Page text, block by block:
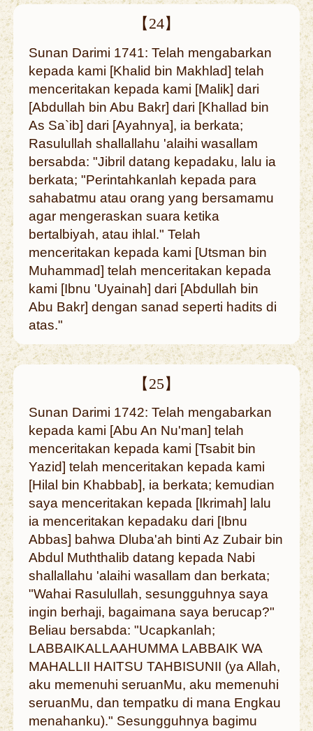
【24】
Sunan Darimi 1741: Telah mengabarkan
kepada kami [Khalid bin Makhlad] telah
menceritakan kepada kami [Malik] dari
[Abdullah bin Abu Bakr] dari [Khallad bin
As Sa`ib] dari [Ayahnya], ia berkata;
Rasulullah shallallahu 'alaihi wasallam
bersabda: "Jibril datang kepadaku, lalu ia
berkata; "Perintahkanlah kepada para
sahabatmu atau orang yang bersamamu
agar mengeraskan suara ketika
bertalbiyah, atau ihlal." Telah
menceritakan kepada kami [Utsman bin
Muhammad] telah menceritakan kepada
kami [Ibnu 'Uyainah] dari [Abdullah bin
Abu Bakr] dengan sanad seperti hadits di
atas."
【25】
Sunan Darimi 1742: Telah mengabarkan
kepada kami [Abu An Nu'man] telah
menceritakan kepada kami [Tsabit bin
Yazid] telah menceritakan kepada kami
[Hilal bin Khabbab], ia berkata; kemudian
saya menceritakan kepada [Ikrimah] lalu
ia menceritakan kepadaku dari [Ibnu
Abbas] bahwa Dluba'ah binti Az Zubair bin
Abdul Muththalib datang kepada Nabi
shallallahu 'alaihi wasallam dan berkata;
"Wahai Rasulullah, sesungguhnya saya
ingin berhaji, bagaimana saya berucap?"
Beliau bersabda: "Ucapkanlah;
LABBAIKALLAAHUMMA LABBAIK WA
MAHALLII HAITSU TAHBISUNII (ya Allah,
aku memenuhi seruanMu, aku memenuhi
seruanMu, dan tempatku di mana Engkau
menahanku)." Sesungguhnya bagimu